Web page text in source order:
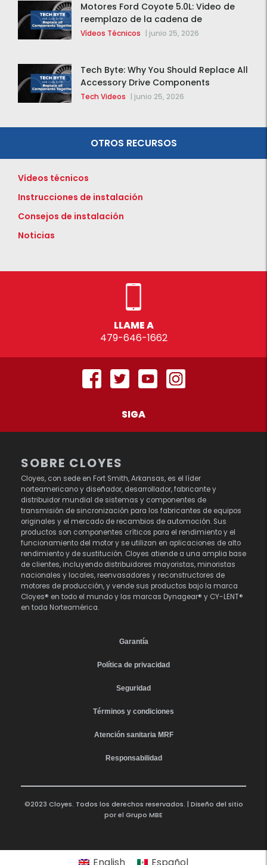
Motores Ford Coyote 5.0L: Video de
reemplazo de la cadena de
distribución de la F-150 2015 – 2020
Vídeos Técnicos | junio 25, 2026
Tech Byte: Why You Should Replace All
Accessory Drive Components
Together
Tech Videos | junio 25, 2026
OTROS RECURSOS
Vídeos técnicos
Instrucciones de instalación
Consejos de instalación
Noticias
LLAME A
479-646-1662
SIGA
SOBRE CLOYES
Cloyes, con sede en Fort Smith, Arkansas, es el líder
norteamericano y diseñador, desarrollador, fabricante y
distribuidor mundial de sistemas y componentes de
transmisión de sincronización para los fabricantes de equipos
originales y el mercado de recambios de automoción. Sus
productos son componentes críticos para el rendimiento y el
funcionamiento del motor y se utilizan en aplicaciones de alto
rendimiento y de sustitución. Cloyes atiende a una amplia base
de clientes, incluyendo distribuidores mayoristas, minoristas
nacionales y locales, reenvasadores y reconstructores de
motores de producción, y vende sus productos bajo la marca
Cloyes® en todo el mundo y las marcas Dynagear® y CY-LENT®
en toda Norteamérica.
Garantía
Política de privacidad
Seguridad
Términos y condiciones
Atención sanitaria MRF
Responsabilidad
©2023 Cloyes. Todos los derechos reservados. | Diseño del sitio
por el Grupo MBE